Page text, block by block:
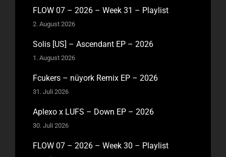
FLOW 07 – 2026 – Week 31 – Playlist
2. August 2026
Solis [US] – Ascendant EP – 2026
1. August 2026
Fcukers – nüyork Remix EP – 2026
31. Juli 2026
Aplexo x LUFS – Down EP – 2026
30. Juli 2026
FLOW 07 – 2026 – Week 30 – Playlist